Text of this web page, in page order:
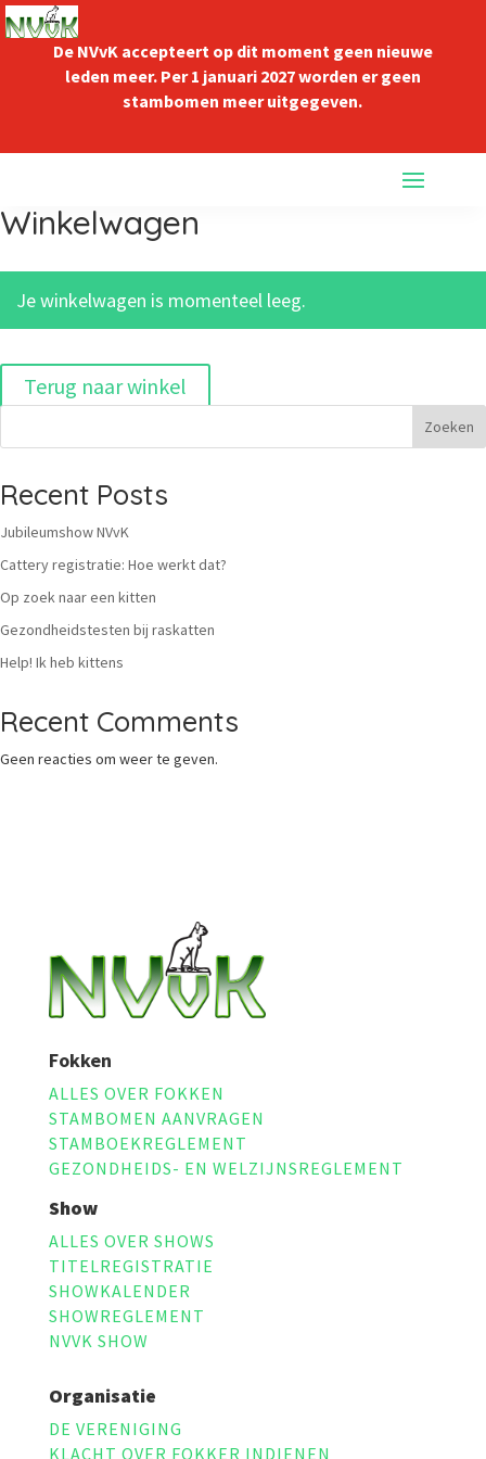
De NVvK accepteert op dit moment geen nieuwe
leden meer. Per 1 januari 2027 worden er geen
stambomen meer uitgegeven.
Winkelwagen
Je winkelwagen is momenteel leeg.
Terug naar winkel
Zoeken
Recent Posts
Jubileumshow NVvK
Cattery registratie: Hoe werkt dat?
Op zoek naar een kitten
Gezondheidstesten bij raskatten
Help! Ik heb kittens
Recent Comments
Geen reacties om weer te geven.
Fokken
ALLES OVER FOKKEN
STAMBOMEN AANVRAGEN
STAMBOEKREGLEMENT
GEZONDHEIDS- EN WELZIJNSREGLEMENT
Show
ALLES OVER SHOWS
TITELREGISTRATIE
SHOWKALENDER
SHOWREGLEMENT
NVVK SHOW
Organisatie
DE VERENIGING
KLACHT OVER FOKKER INDIENEN